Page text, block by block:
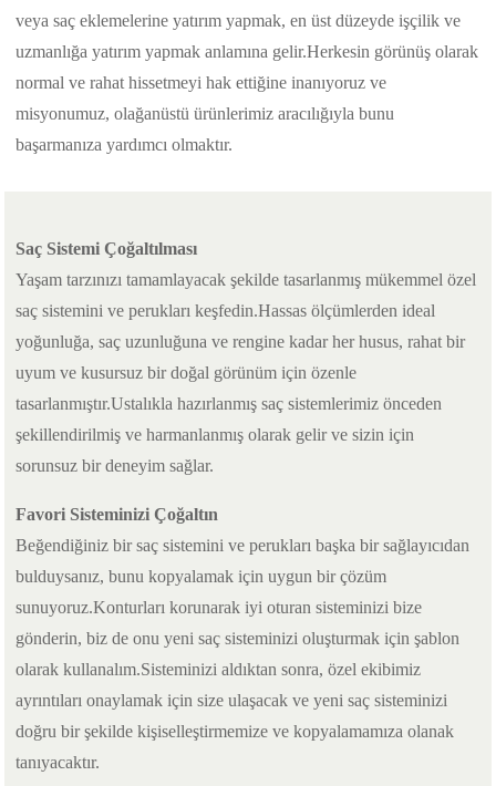
veya saç eklemelerine yatırım yapmak, en üst düzeyde işçilik ve
uzmanlığa yatırım yapmak anlamına gelir.Herkesin görünüş olarak
normal ve rahat hissetmeyi hak ettiğine inanıyoruz ve
misyonumuz, olağanüstü ürünlerimiz aracılığıyla bunu
başarmanıza yardımcı olmaktır.
Saç Sistemi Çoğaltılması
Yaşam tarzınızı tamamlayacak şekilde tasarlanmış mükemmel özel
saç sistemini ve perukları keşfedin.Hassas ölçümlerden ideal
yoğunluğa, saç uzunluğuna ve rengine kadar her husus, rahat bir
uyum ve kusursuz bir doğal görünüm için özenle
tasarlanmıştır.Ustalıkla hazırlanmış saç sistemlerimiz önceden
şekillendirilmiş ve harmanlanmış olarak gelir ve sizin için
sorunsuz bir deneyim sağlar.
Favori Sisteminizi Çoğaltın
Beğendiğiniz bir saç sistemini ve perukları başka bir sağlayıcıdan
bulduysanız, bunu kopyalamak için uygun bir çözüm
sunuyoruz.Konturları korunarak iyi oturan sisteminizi bize
gönderin, biz de onu yeni saç sisteminizi oluşturmak için şablon
olarak kullanalım.Sisteminizi aldıktan sonra, özel ekibimiz
ayrıntıları onaylamak için size ulaşacak ve yeni saç sisteminizi
doğru bir şekilde kişiselleştirmemize ve kopyalamamıza olanak
tanıyacaktır.